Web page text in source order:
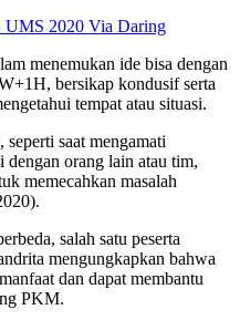
UMS 2020 Via Daring
menemukan ide bisa dengan
bersikap kondusif serta
tempat atau situasi.
saat mengamati
dengan orang lain atau tim,
memecahkan masalah
salah satu peserta
mengungkapkan bahwa
dan dapat membantu
PKM.